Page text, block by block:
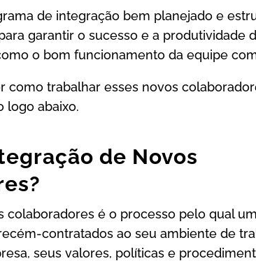
de integração bem planejado e
garantir o sucesso e a produtividade
o bom funcionamento da equipe
como trabalhar esses novos
logo abaixo.
de Novos
colaboradores é o processo pelo qual
contratados ao seu ambiente de
seus valores, políticas e